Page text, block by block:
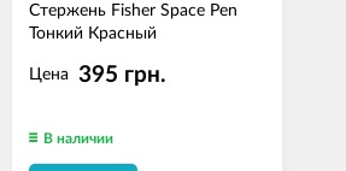
Стержень Fisher Space Pen
Тонкий Красный
Цена 395 грн.
В наличии